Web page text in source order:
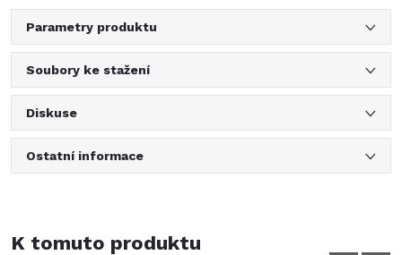
Parametry produktu
Soubory ke stažení
Diskuse
Ostatní informace
K tomuto produktu